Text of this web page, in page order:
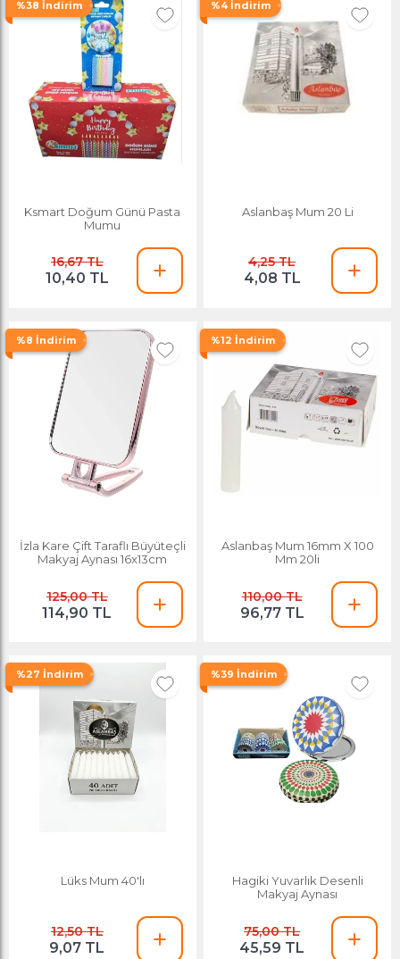
%38 İndirim
Ksmart Doğum Günü Pasta
Mumu
16,67 TL
10,40 TL
%4 İndirim
Aslanbaş Mum 20 Li
4,25 TL
4,08 TL
%8 İndirim
İzla Kare Çift Taraflı Büyüteçli
Makyaj Aynası 16x13cm
125,00 TL
114,90 TL
%12 İndirim
Aslanbaş Mum 16mm X 100
Mm 20li
110,00 TL
96,77 TL
%27 İndirim
Lüks Mum 40'lı
12,50 TL
9,07 TL
%39 İndirim
Hagiki Yuvarlık Desenli
Makyaj Aynası
75,00 TL
45,59 TL